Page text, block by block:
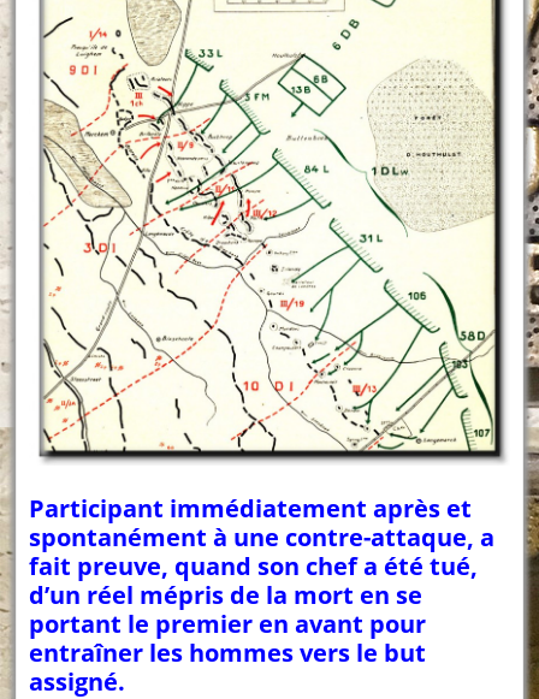
Participant immédiatement après et
spontanément à une contre-attaque, a
fait preuve, quand son chef a été tué,
d’un réel mépris de la mort en se
portant le premier en avant pour
entraîner les hommes vers le but
assigné.